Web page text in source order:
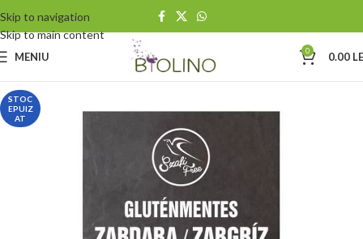
Skip to navigation
Skip to main content
MENIU 0 0.00
STOC
EPUIZ
AT